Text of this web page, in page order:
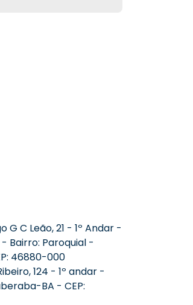
G C Leão, 21 - 1º Andar -
Bairro: Paroquial -
46880-000
124 - 1º andar -
BA - CEP: